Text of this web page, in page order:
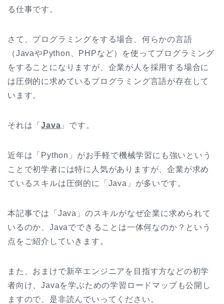
る仕事です。
さて、プログラミングをする場合、何らかの言語
（JavaやPython、PHPなど）を使ってプログラミング
をすることになりますが、企業が人を採用する場合に
は圧倒的に求めているプログラミング言語が存在して
います。
それは「Java 」です。
近年は「Python」がお手軽で機械学習にも強いという
ことで初学者には特に人気がありますが、企業が求め
ているスキルは圧倒的に「Java」が多いです。
本記事では「Java」のスキルがなぜ企業に求められて
いるのか、Javaでできることは一体何なのか？という
点をご紹介していきます。
また、おまけで新卒エンジニアを目指す方などの初学
者向け、Javaを学ぶための学習ロードマップも公開し
ますので、是非読んでいってください。